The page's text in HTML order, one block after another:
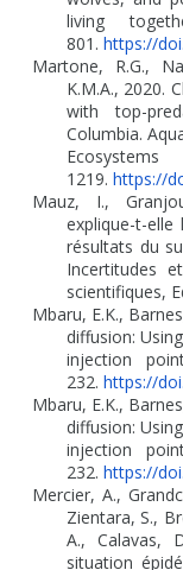
living
801. https://
Martone, R.G.,
K.M.A., 2020.
with top-
Columbia.
1219. https://
Mauz, I.,
explique-t-elle
résultats du
Incertitudes
scientifiques,
Mbaru, E.K.,
diffusion:
injection
232. https://
Mbaru, E.K.,
diffusion:
injection
232. https://
Mercier, A.,
Zientara, S.,
A., Calavas,
situation